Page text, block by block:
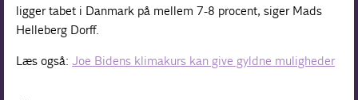
ligger tabet i Danmark på mellem 7-8 procent, siger Mads
Helleberg Dorff.
Læs også:Joe Bidens klimakurs kan give gyldne muligheder